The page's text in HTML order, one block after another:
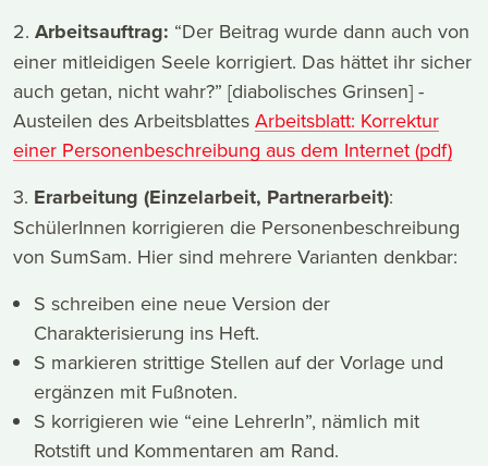
2. Arbeitsauftrag: “Der Beitrag wurde dann auch von
einer mitleidigen Seele korrigiert. Das hättet ihr sicher
auch getan, nicht wahr?” [diabolisches Grinsen] -
Austeilen des Arbeitsblattes Arbeitsblatt: Korrektur
einer Personenbeschreibung aus dem Internet (pdf)
3. Erarbeitung (Einzelarbeit, Partnerarbeit):
SchülerInnen korrigieren die Personenbeschreibung
von SumSam. Hier sind mehrere Varianten denkbar:
S schreiben eine neue Version der
Charakterisierung ins Heft.
S markieren strittige Stellen auf der Vorlage und
ergänzen mit Fußnoten.
S korrigieren wie “eine LehrerIn”, nämlich mit
Rotstift und Kommentaren am Rand.